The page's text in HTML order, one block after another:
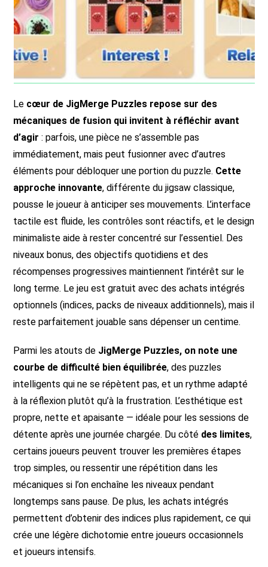
Le cœur de JigMerge Puzzles repose sur des
mécaniques de fusion qui invitent à réfléchir avant
d’agir : parfois, une pièce ne s’assemble pas
immédiatement, mais peut fusionner avec d’autres
éléments pour débloquer une portion du puzzle. Cette
approche innovante, différente du jigsaw classique,
pousse le joueur à anticiper ses mouvements. L’interface
tactile est fluide, les contrôles sont réactifs, et le design
minimaliste aide à rester concentré sur l’essentiel. Des
niveaux bonus, des objectifs quotidiens et des
récompenses progressives maintiennent l’intérêt sur le
long terme. Le jeu est gratuit avec des achats intégrés
optionnels (indices, packs de niveaux additionnels), mais il
reste parfaitement jouable sans dépenser un centime.
Parmi les atouts de JigMerge Puzzles, on note une
courbe de difficulté bien équilibrée, des puzzles
intelligents qui ne se répètent pas, et un rythme adapté
à la réflexion plutôt qu’à la frustration. L’esthétique est
propre, nette et apaisante — idéale pour les sessions de
détente après une journée chargée. Du côté des limites,
certains joueurs peuvent trouver les premières étapes
trop simples, ou ressentir une répétition dans les
mécaniques si l’on enchaîne les niveaux pendant
longtemps sans pause. De plus, les achats intégrés
permettent d’obtenir des indices plus rapidement, ce qui
crée une légère dichotomie entre joueurs occasionnels
et joueurs intensifs.